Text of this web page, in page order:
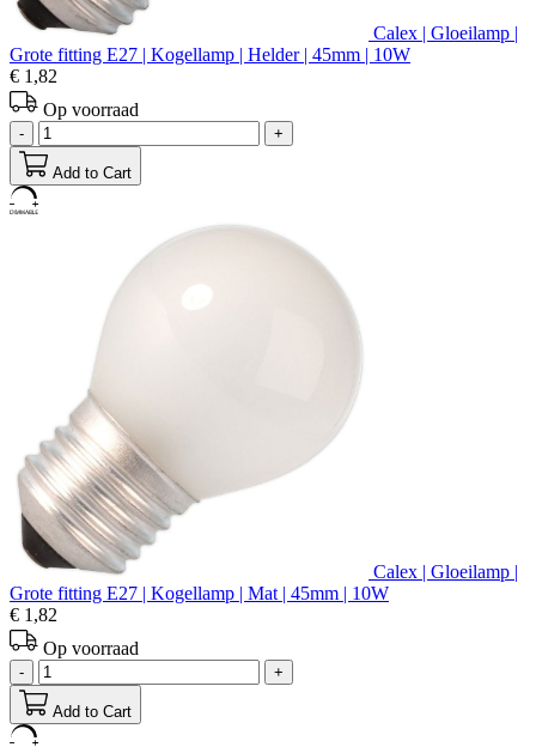
Calex | Gloeilamp |
Grote fitting E27 | Kogellamp | Helder | 45mm | 10W
€ 1,82
Op voorraad
- +
Add to Cart
Calex | Gloeilamp |
Grote fitting E27 | Kogellamp | Mat | 45mm | 10W
€ 1,82
Op voorraad
- +
Add to Cart